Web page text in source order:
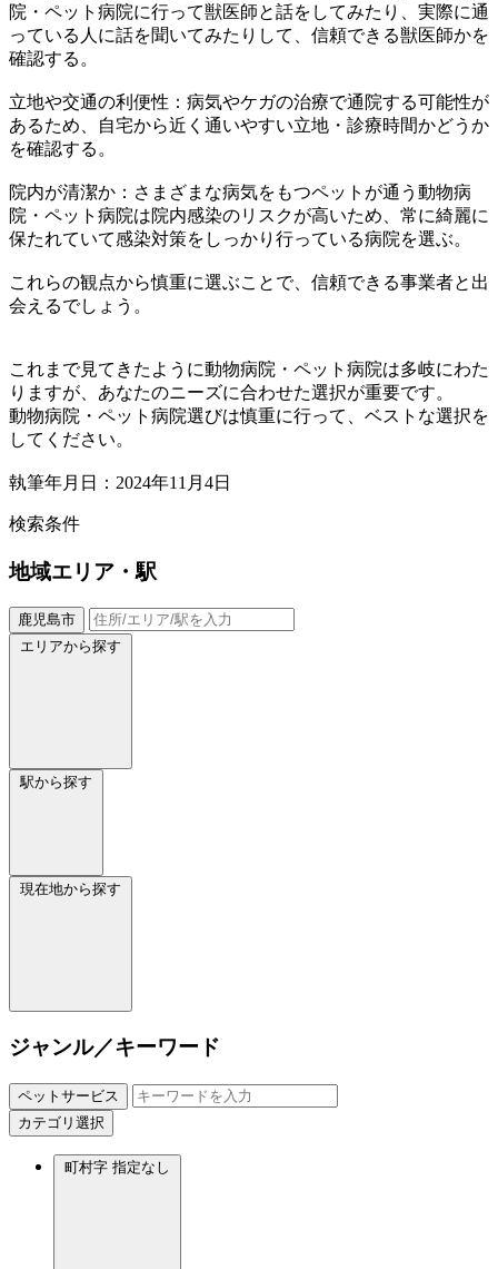
院・ペット病院に行って獣医師と話をしてみたり、実際に通
っている人に話を聞いてみたりして、信頼できる獣医師かを
確認する。
立地や交通の利便性：病気やケガの治療で通院する可能性が
あるため、自宅から近く通いやすい立地・診療時間かどうか
を確認する。
院内が清潔か：さまざまな病気をもつペットが通う動物病
院・ペット病院は院内感染のリスクが高いため、常に綺麗に
保たれていて感染対策をしっかり行っている病院を選ぶ。
これらの観点から慎重に選ぶことで、信頼できる事業者と出
会えるでしょう。
これまで見てきたように動物病院・ペット病院は多岐にわた
りますが、あなたのニーズに合わせた選択が重要です。
動物病院・ペット病院選びは慎重に行って、ベストな選択を
してください。
執筆年月日：2024年11月4日
検索条件
地域エリア・駅
鹿児島市
エリアから探す
駅から探す
現在地から探す
ジャンル／キーワード
ペットサービス
カテゴリ選択
町村字 指定なし